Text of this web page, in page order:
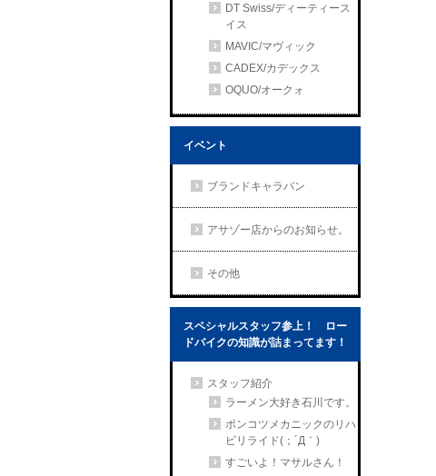
DT Swiss/ディーティース
イス
MAVIC/マヴィック
CADEX/カデックス
OQUO/オークォ
イベント
ブランドキャラバン
アサゾー店からのお知らせ。
その他
スペシャルスタッフ参上！ ロー
ドバイクの知識が詰まってます！
スタッフ紹介
ラーメン大好き石川です。
ポンコツメカニックのリハ
ビリライド(；´Д｀)
すごいよ！マサルさん！